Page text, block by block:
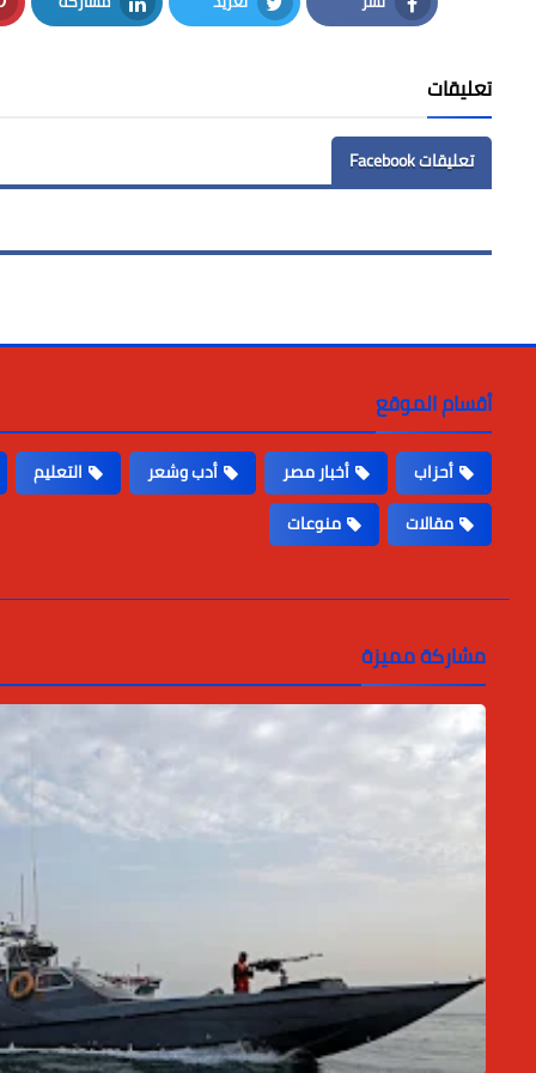
Facebook
Twitter
LinkedIn
تعليقات
تعليقات Facebook
أقسام الموقع
أحزاب أخبار مصر أدب وشعر
التعليم
مقالات
منوعات
مشاركة مميزة